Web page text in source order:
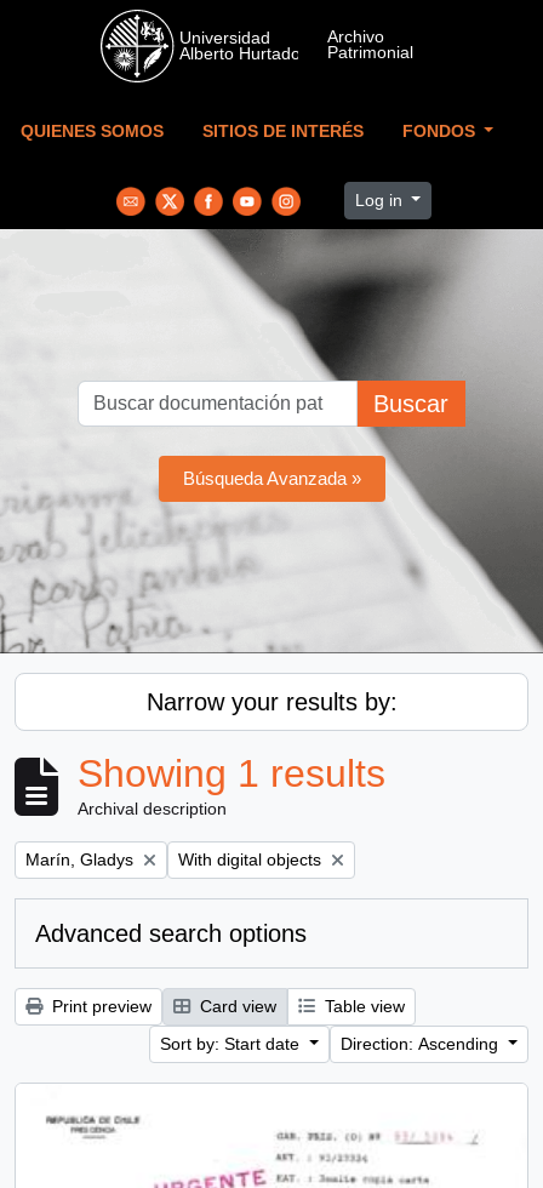
Skip to main content
QUIENES SOMOS SITIOS DE INTERÉS FONDOS
Log in
Buscar
Búsqueda Avanzada »
Narrow your results by:
Showing 1 results
Archival description
Remove filter:
Marín, Gladys Remove filter:
With digital objects
Advanced search options
Print preview Card view
Table view
Sort by: Start date
Direction: Ascending